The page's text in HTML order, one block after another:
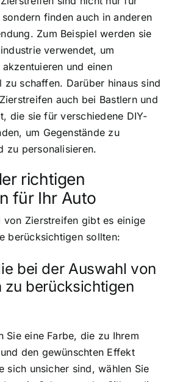
finden auch in anderen
Zum Beispiel werden sie
verwendet, um
und einen
zu schaffen. Darüber hinaus sind
auch bei Bastlern und
die sie für verschiedene DIY-
um Gegenstände zu
zu personalisieren.
richtigen
für Ihr Auto
von Zierstreifen gibt es einige
berücksichtigen sollten:
bei der Auswahl von
zu berücksichtigen
Sie eine Farbe, die zu Ihrem
den gewünschten Effekt
sich unsicher sind, wählen Sie